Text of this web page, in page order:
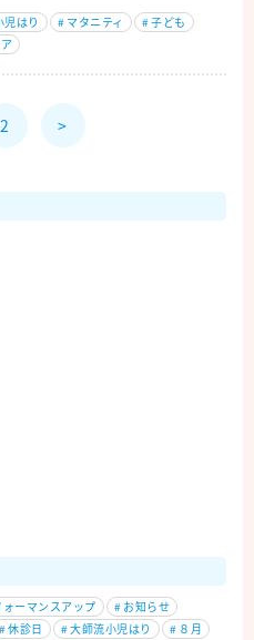
はり # マタニティ #子ども
2 >
ォーマンスアップ # お知らせ
#休診日 #大師流小児はり # ８月